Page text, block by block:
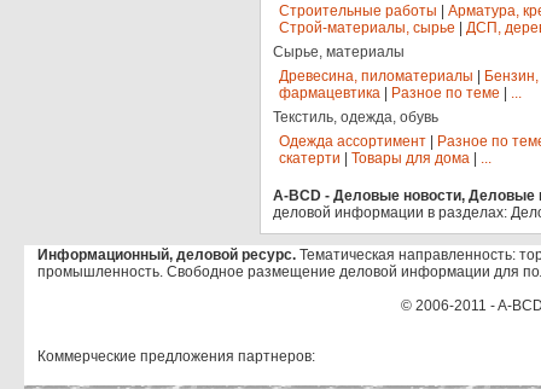
Строительные работы
Арматура,
Строй-материалы, сырье
ДСП,
Сырье, материалы
Древесина, пиломатериалы
фармацевтика
Разное по теме
...
Текстиль, одежда, обувь
Одежда ассортимент
Разное по
скатерти
Товары для дома ...
A-BCD - Деловые новости, Деловые
деловой информации в разделах:
Информационный, деловой ресурс. Тематическая направленность:
промышленность. Свободное размещение деловой информации для
© 2006-2011 - A-
Коммерческие предложения партнеров: